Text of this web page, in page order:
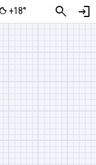
+18° search login